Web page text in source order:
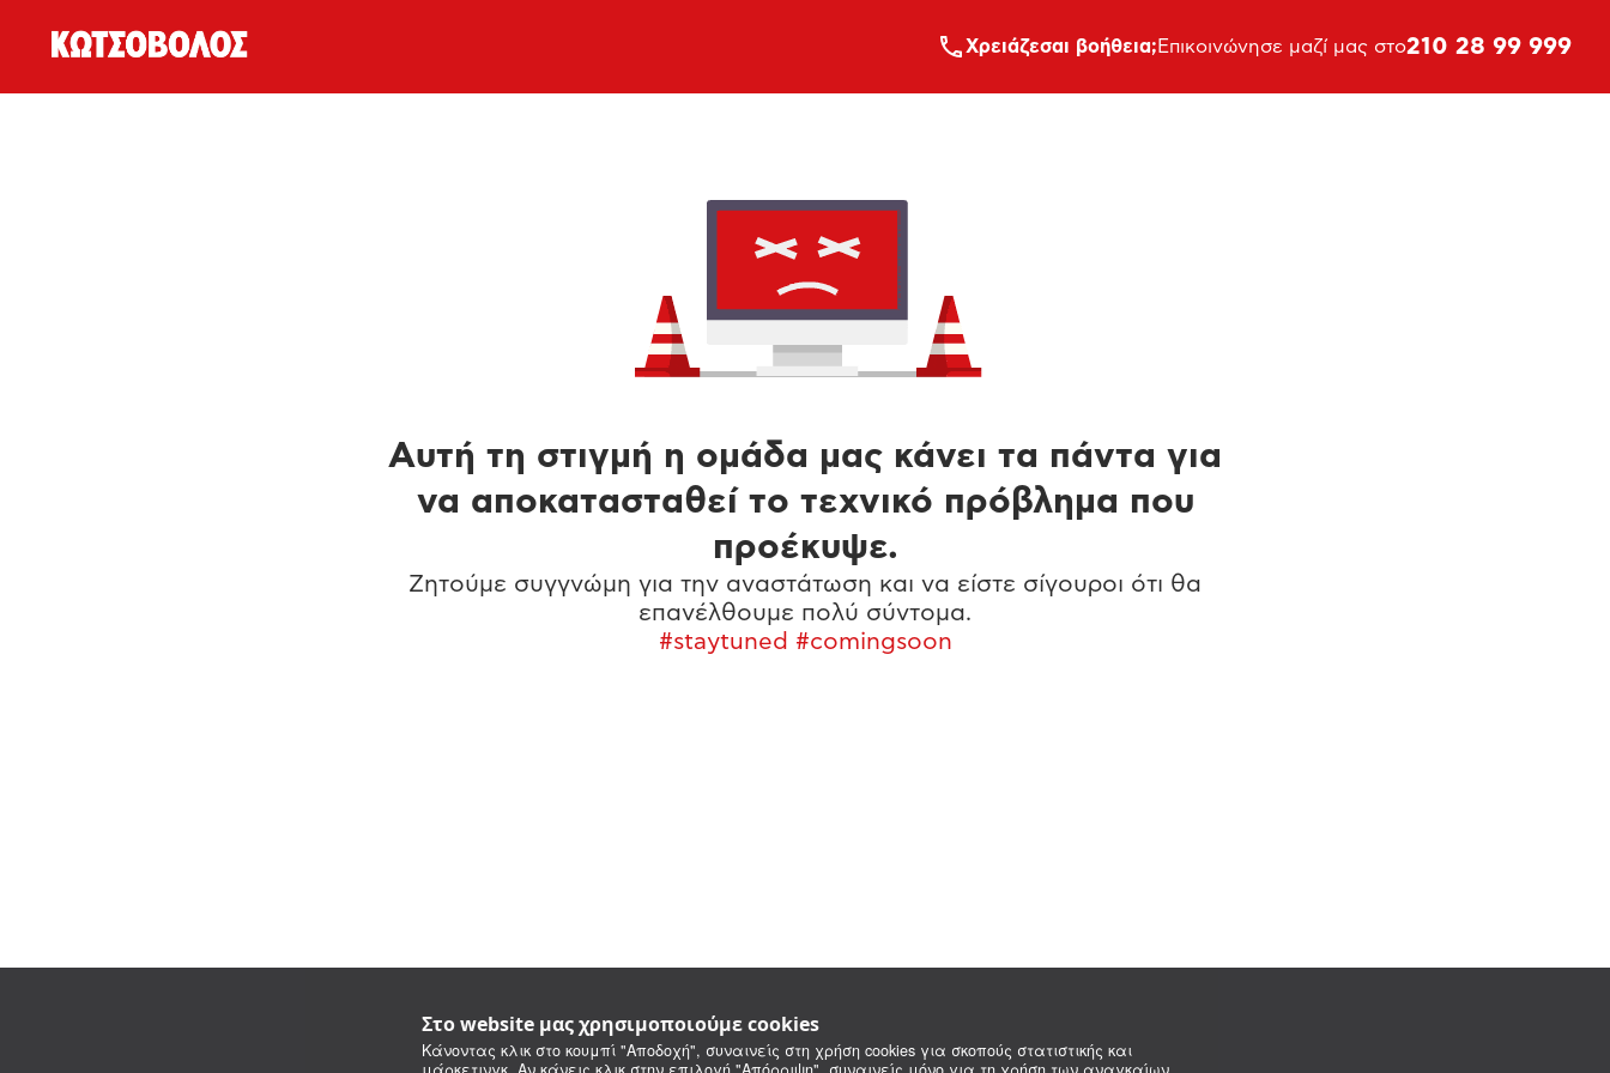
Στο website μας χρησιμοποιούμε cookies
Κάνοντας κλικ στο κουμπί "Αποδοχή", συναινείς στη χρήση cookies για σκοπούς στατιστικής και
Xρειάζεσαι βοήθεια; Επικοινώνησε μαζί μας στο210 28 99 999
Αυτή τη στιγμή η ομάδα μας κάνει τα πάντα για
να αποκατασταθεί το τεχνικό πρόβλημα που
προέκυψε.
Ζητούμε συγγνώμη για την αναστάτωση και να είστε σίγουροι ότι θα
επανέλθουμε πολύ σύντομα.
#staytuned #comingsoon